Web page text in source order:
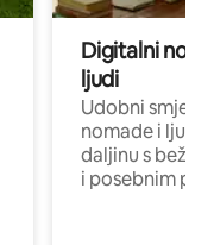
Digitalni
ljudi
Udobni
nomade i ljude
daljinu s
i posebnim